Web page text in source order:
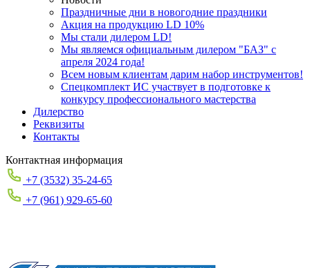
Праздничные дни в новогодние праздники
Акция на продукцию LD 10%
Мы стали дилером LD!
Мы являемся официальным дилером "БАЗ" с
апреля 2024 года!
Всем новым клиентам дарим набор инструментов!
Спецкомплект ИС участвует в подготовке к
конкурсу профессионального мастерства
Дилерство
Реквизиты
Контакты
Контактная информация
+7 (3532) 35-24-65
+7 (961) 929-65-60